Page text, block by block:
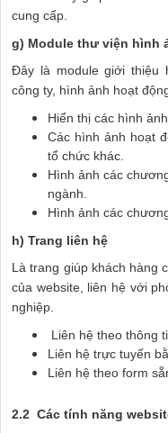
cung cấp.
g) Module thư viện hình
Đây là module giới thiệu
công ty, hình ảnh hoạt
Hiển thị các hình
Các hình ảnh hoạt
tổ chức khác.
Hình ảnh các
ngành.
Hình ảnh các
h) Trang liên hệ
Là trang giúp khách hàng
của website, liên hệ với
nghiệp.
Liên hệ theo thông
Liên hệ trực tuyến
Liên hệ theo form
2.2 Các tính năng